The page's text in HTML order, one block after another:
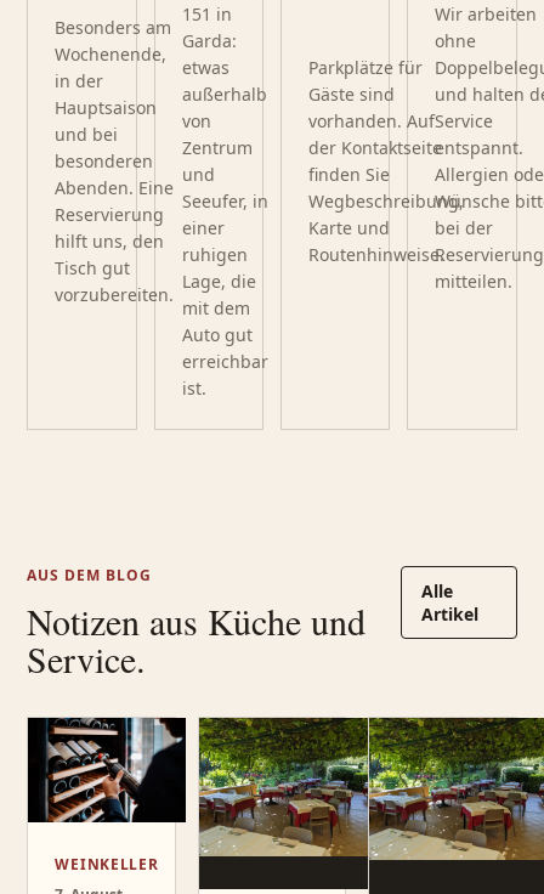
Besonders am
Wochenende,
in der
Hauptsaison
und bei
besonderen
Abenden. Eine
Reservierung
hilft uns, den
Tisch gut
vorzubereiten.
151 in
Garda:
etwas
außerhalb
von
Zentrum
und
Seeufer, in
einer
ruhigen
Lage, die
mit dem
Auto gut
erreichbar
ist.
Parkplätze für
Gäste sind
vorhanden. Auf
der Kontaktseite
finden Sie
Wegbeschreibung,
Karte und
Routenhinweise.
Wir arbeiten
ohne
und halten
Service
entspannt.
Allergien
Wünsche
bei der
Reservierung
mitteilen.
AUS DEM BLOG
Notizen aus Küche und
Service.
Alle
Artikel
WEINKELLER